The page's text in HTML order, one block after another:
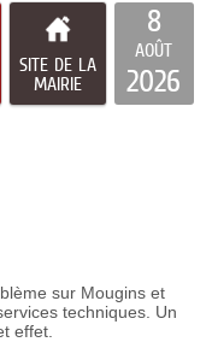
SITE DE LA
MAIRIE
8
AOÛT
2026
sur Mougins et
techniques. Un
effet.